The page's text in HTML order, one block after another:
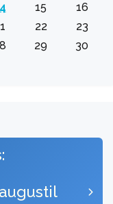
15
16
22
23
29
30